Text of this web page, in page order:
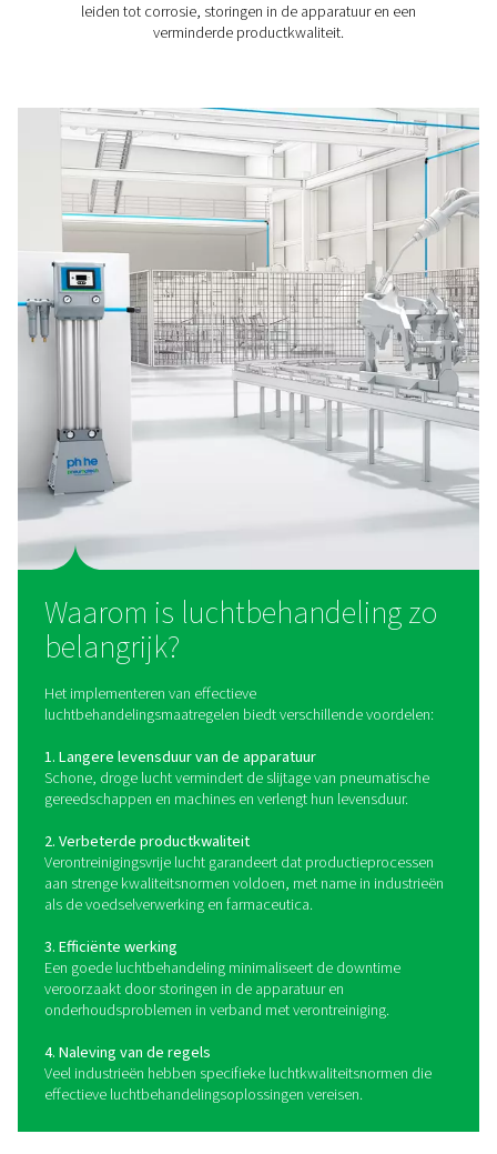
Condensaatbeheer
Ontdek de oplossingen van Pneumatech voor
voor het veilig en efficiënt verwijderen en behandelen
Wat is
Luchtbehandeling omvat het zuiveren van
onzuiverheden zoals waterdamp, olieaerosolen en
deeltjes te verwijderen. Deze verontreinigingen zijn
atmosferische lucht en worden geconcentreerd
compressieproces. Zonder adequate behandeling
leiden tot corrosie, storingen in de apparatuur en
verminderde productkwaliteit.